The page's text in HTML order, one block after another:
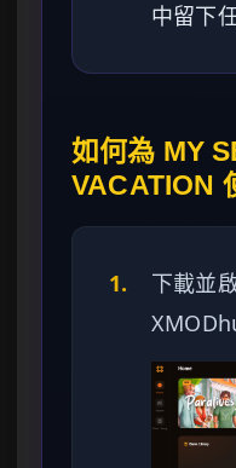
中留下
如何為 MY
VACATION
1.
下載並